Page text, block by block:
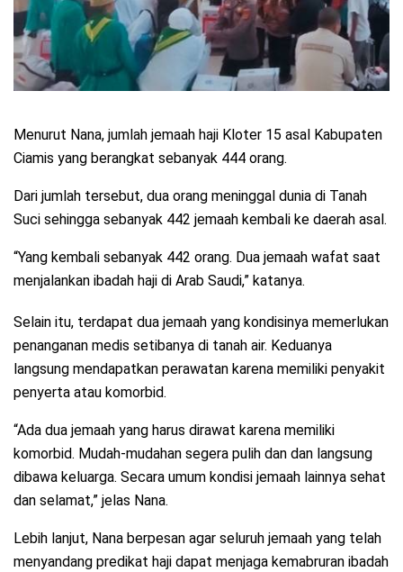
Menurut Nana, jumlah jemaah haji Kloter 15 asal Kabupaten
Ciamis yang berangkat sebanyak 444 orang.
Dari jumlah tersebut, dua orang meninggal dunia di Tanah
Suci sehingga sebanyak 442 jemaah kembali ke daerah asal.
“Yang kembali sebanyak 442 orang. Dua jemaah wafat saat
menjalankan ibadah haji di Arab Saudi,” katanya.
Selain itu, terdapat dua jemaah yang kondisinya memerlukan
penanganan medis setibanya di tanah air. Keduanya
langsung mendapatkan perawatan karena memiliki penyakit
penyerta atau komorbid.
“Ada dua jemaah yang harus dirawat karena memiliki
komorbid. Mudah-mudahan segera pulih dan dan langsung
dibawa keluarga. Secara umum kondisi jemaah lainnya sehat
dan selamat,” jelas Nana.
Lebih lanjut, Nana berpesan agar seluruh jemaah yang telah
menyandang predikat haji dapat menjaga kemabruran ibadah